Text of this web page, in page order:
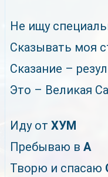
Не ищу
Сказывать моя
Сказание –
Это – Великая
Иду от ХУМ
Пребываю в А
Творю и спасаю